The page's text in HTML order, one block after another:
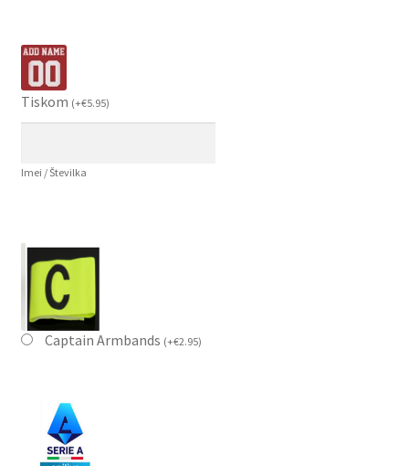
Tiskom (+€5.95)
Imei / Številka
Captain Armbands (+€2.95)